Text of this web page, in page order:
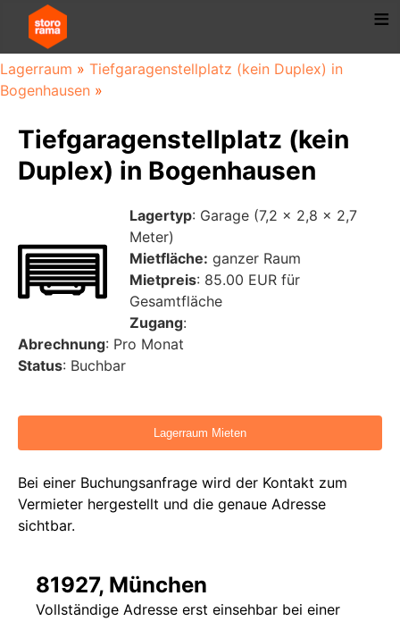
Lagerraum » Tiefgaragenstellplatz (kein Duplex) in
Bogenhausen »
Tiefgaragenstellplatz (kein
Duplex) in Bogenhausen
Lagertyp: Garage (7,2 x 2,8 x 2,7
Meter)
Mietfläche: ganzer Raum
Mietpreis: 85.00 EUR für
Gesamtfläche
Zugang:
Abrechnung: Pro Monat
Status: Buchbar
Bei einer Buchungsanfrage wird der Kontakt zum
Vermieter hergestellt und die genaue Adresse
sichtbar.
81927, München
Vollständige Adresse erst einsehbar bei einer